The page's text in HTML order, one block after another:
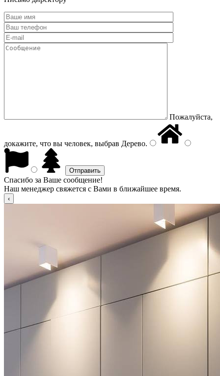
Пожалуйста,
докажите, что вы человек, выбрав Дерево.
Спасибо за Ваше сообщение!
Наш менеджер свяжется с Вами в ближайшее время.